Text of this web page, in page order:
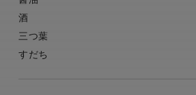
酒
三つ葉
すだち